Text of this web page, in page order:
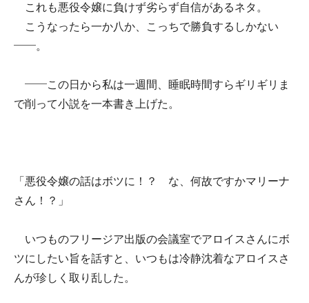
これも悪役令嬢に負けず劣らず自信があるネタ。
こうなったら一か八か、こっちで勝負するしかない
――。
――この日から私は一週間、睡眠時間すらギリギリま
で削って小説を一本書き上げた。
「悪役令嬢の話はボツに！？ な、何故ですかマリーナ
さん！？」
いつものフリージア出版の会議室でアロイスさんにボ
ツにしたい旨を話すと、いつもは冷静沈着なアロイスさ
んが珍しく取り乱した。